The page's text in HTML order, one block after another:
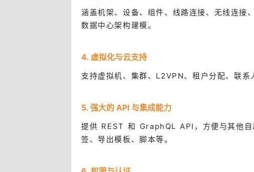
涵盖机架、设备、组件、线路连接、无线连接
数据中心架构建模。
4. 虚拟化与云支持
支持虚拟机、集群、L2VPN、租户分配、联系
5. 强大的 API 与集成能力
提供 REST 和 GraphQL API，方便与其他自
签、导出模板、脚本等。